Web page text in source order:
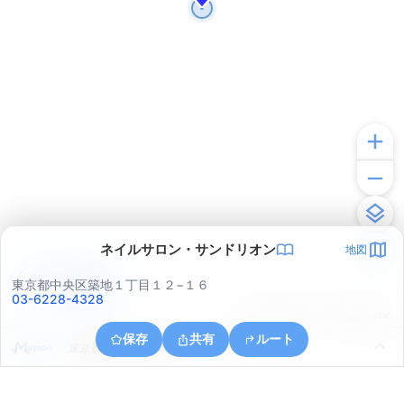
ネイルサロン・サンドリオン 地図
東京都中央区築地１丁目１２−１６
03-6228-4328
保存 共有 ルート
東京都中央区晴海４丁目
アプリで見る